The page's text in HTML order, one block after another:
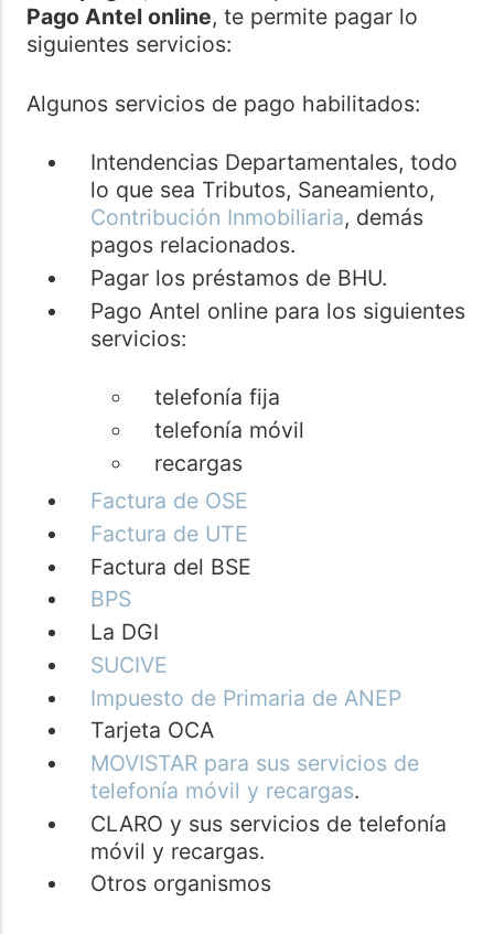
Pago Antel online, te permite pagar lo
siguientes servicios:
Algunos servicios de pago habilitados:
Intendencias Departamentales, todo
lo que sea Tributos, Saneamiento,
Contribución Inmobiliaria, demás
pagos relacionados.
Pagar los préstamos de BHU.
Pago Antel online para los siguientes
servicios:
telefonía fija
telefonía móvil
recargas
Factura de OSE
Factura de UTE
Factura del BSE
BPS
La DGI
SUCIVE
Impuesto de Primaria de ANEP
Tarjeta OCA
MOVISTAR para sus servicios de
telefonía móvil y recargas.
CLARO y sus servicios de telefonía
móvil y recargas.
Otros organismos